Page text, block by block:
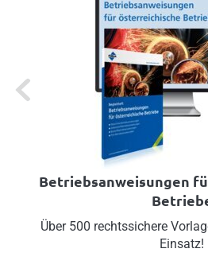
Previous
Betriebsanweisungen
Über 500 rechtssichere
Einsatz!